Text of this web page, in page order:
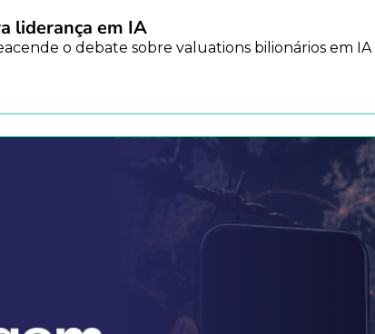
liderança em IA
o debate sobre valuations bilionários em